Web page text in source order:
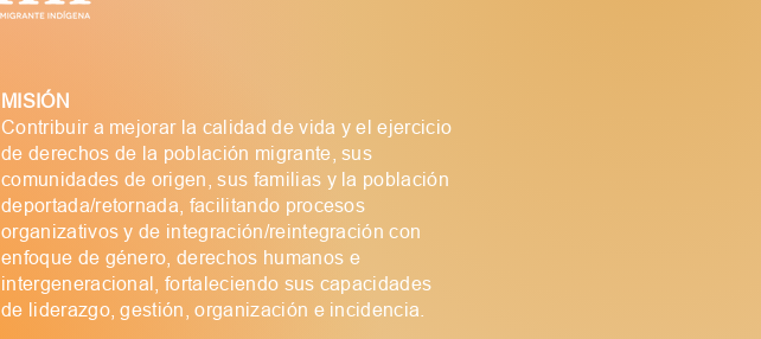
MISIÓN
Contribuir a mejorar la calidad de vida y el ejercicio
de derechos de la población migrante, sus
comunidades de origen, sus familias y la población
deportada/retornada, facilitando procesos
organizativos y de integración/reintegración con
enfoque de género, derechos humanos e
intergeneracional, fortaleciendo sus capacidades
de liderazgo, gestión, organización e incidencia.